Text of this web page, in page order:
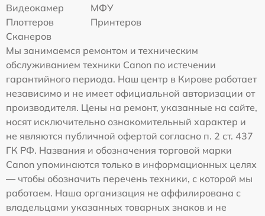
Видеокамер
МФУ
Плоттеров
Принтеров
Сканеров
Мы занимаемся ремонтом и техническим
обслуживанием техники Canon по истечении
гарантийного периода. Наш центр в Кирове работает
независимо и не имеет официальной авторизации от
производителя. Цены на ремонт, указанные на сайте,
носят исключительно ознакомительный характер и
не являются публичной офертой согласно п. 2 ст. 437
ГК РФ. Названия и обозначения торговой марки
Canon упоминаются только в информационных целях
— чтобы обозначить перечень техники, с которой мы
работаем. Наша организация не аффилирована с
владельцами указанных товарных знаков и не